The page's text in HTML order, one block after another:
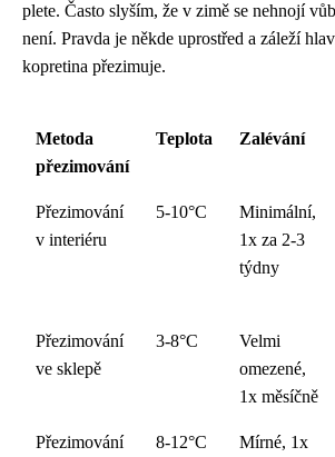
plete. Často slyším, že v zimě se nehnojí
není. Pravda je někde uprostřed a záleží
kopretina přezimuje.
Metoda
přezimování
Teplota Zalévání
Přezimování
v interiéru
5-10°C
Minimální,
1x za 2-3
týdny
Přezimování
ve sklepě
3-8°C
Velmi
omezené,
1x měsíčně
Přezimování
8-12°C
Mírné, 1x